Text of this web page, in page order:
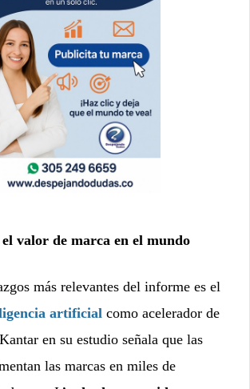
valor de marca en el mundo
más relevantes del informe es el
artificial como acelerador de
en su estudio señala que las
las marcas en miles de